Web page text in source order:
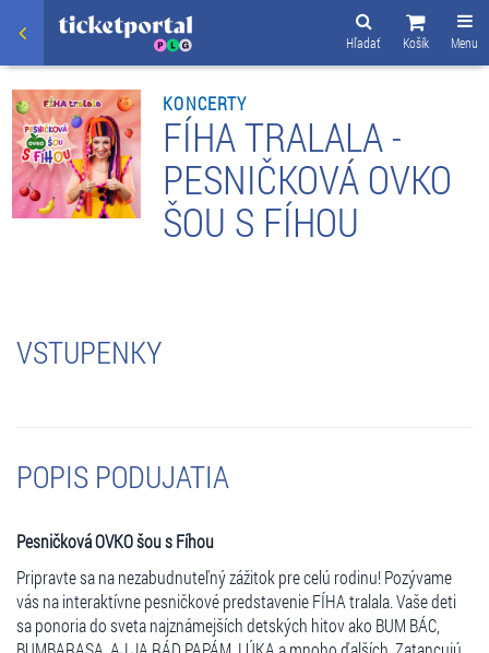
Menu
Košík
Hľadať
KONCERTY
FÍHA TRALALA -
PESNIČKOVÁ OVKO
ŠOU S FÍHOU
VSTUPENKY
POPIS PODUJATIA
Pesničková OVKO šou s Fíhou
Pripravte sa na nezabudnuteľný zážitok pre celú rodinu! Pozývame
vás na interaktívne pesničkové predstavenie FÍHA tralala. Vaše deti
sa ponoria do sveta najznámejších detských hitov ako BUM BÁC,